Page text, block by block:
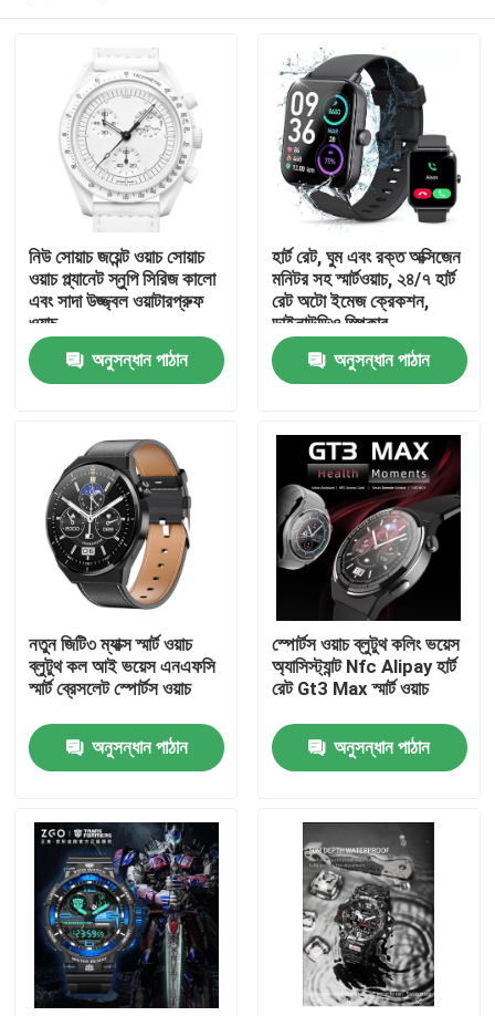
ভিডিও
আমাদের সম্বন্ধে
কারখানা পরিদর্শন
গুণমান নিয়ন্ত্রণ
একটি উদ্ধৃতি অনুরোধ করুন
যান্ত্রিক পাঁজরের ঘড়ি
পুরুষদের কোয়ার্টজ কব্জি ঘড়ি
নিউ সোয়াচ জয়েন্ট ওয়াচ সোয়াচ
ওয়াচ প্ল্যানেট স্নুপি সিরিজ কালো
এবং সাদা উজ্জ্বল ওয়াটারপ্রুফ
ওয়াচ
অনুসন্ধান পাঠান
হার্ট রেট, ঘুম এবং রক্ত অক্সিজেন
মনিটর সহ স্মার্টওয়াচ, ২৪/৭ হার্ট
রেট অটো ইমেজ ক্রেকশন,
ডাইনাউডিও স্পিকার
অনুসন্ধান পাঠান
নতুন জিটি৩ ম্যাক্স স্মার্ট ওয়াচ
ব্লুটুথ কল আই ভয়েস এনএফসি
স্মার্ট ব্রেসলেট স্পোর্টস ওয়াচ
অনুসন্ধান পাঠান
স্পোর্টস ওয়াচ ব্লুটুথ কলিং ভয়েস
অ্যাসিস্ট্যান্ট Nfc Alipay হার্ট
রেট Gt3 Max স্মার্ট ওয়াচ
অনুসন্ধান পাঠান